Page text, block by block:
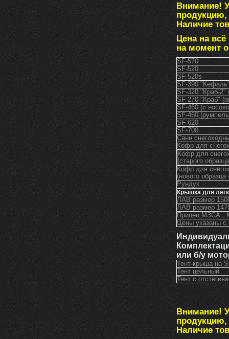
Внимание!
продукцию,
Наличие
Цена на
на момент
SF-570
SF-520
SF-520s
SF-390
SF-320 "Краб-2"
SF-270 "Краб"
SF-460 (с
SF-460
SF-620
SF-700
Сани
Кофр для
Кофр для
(старого
Кофр для
(нового
Рундук
Крышка для
ЛАВ размер
ЛАВ размер
Прицеп МЗСА
Цены указаны с
или б/у
Тент-
Тент цельный
Тент с
Внимание!
продукцию,
Наличие